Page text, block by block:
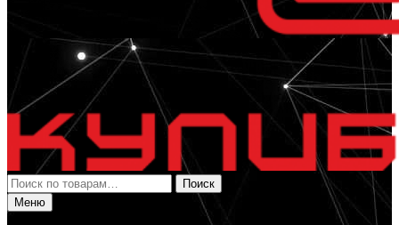
Искать:
Поиск
Меню